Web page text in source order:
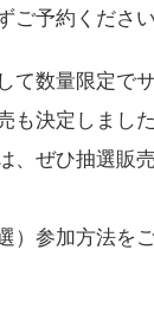
ご予約くださ
て数量限定で
も決定しまし
、ぜひ抽選販
）参加方法を